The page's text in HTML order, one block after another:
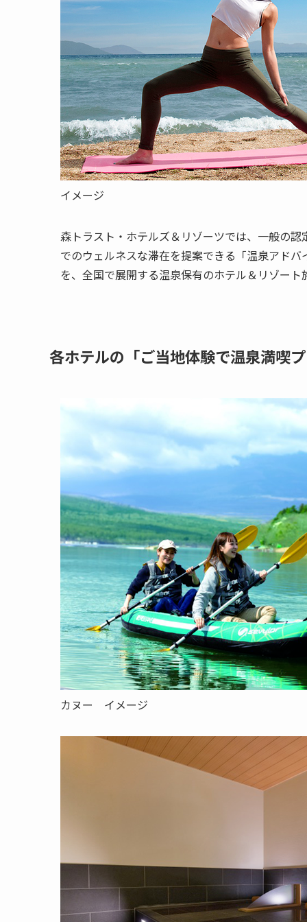
イメージ
森トラスト・ホテルズ＆リゾーツでは、一般の
でのウェルネスな滞在を提案できる「温泉アド
を、全国で展開する温泉保有のホテル＆リゾート
各ホテルの「ご当地体験で温泉満喫
カヌー イメージ